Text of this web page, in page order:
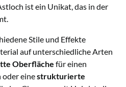
ist ein Unikat, das in der
Stile und Effekte
auf unterschiedliche Arten
Oberfläche für einen
oder einestrukturierte